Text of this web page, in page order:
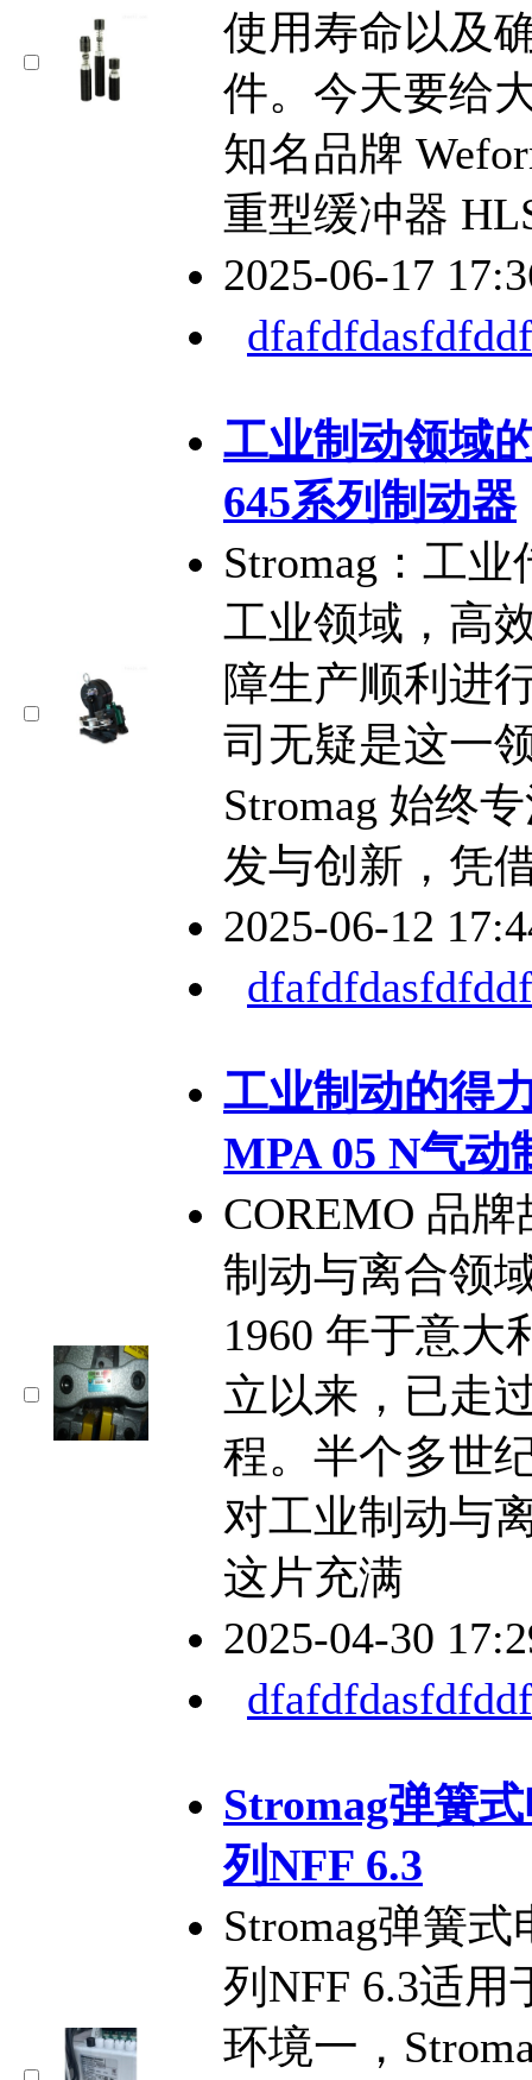
使用寿命以及
件。今天要给
知名品牌
重型缓冲器
2025-06-17
工业制动领域
645系列制动器
Stromag：工
工业领域，高
障生产顺利进
司无疑是这一
Stromag 始终
发与创新，凭
2025-06-12
工业制动的得
MPA 05 N气动
COREMO 品
制动与离合领
1960 年于意大
立以来，已走
程。半个多世
对工业制动与
这片充满
2025-04-30
Stromag弹簧
列NFF 6.3
Stromag弹簧
列NFF 6.3适
环境一，